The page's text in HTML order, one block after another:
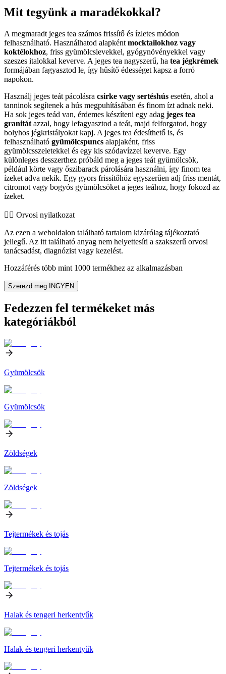
Mit tegyünk a maradékokkal?
A megmaradt jeges tea számos frissítő és ízletes módon
felhasználható. Használhatod alapként mocktailokhoz vagy
koktélokhoz, friss gyümölcslevekkel, gyógynövényekkel vagy
szeszes italokkal keverve. A jeges tea nagyszerű, ha tea jégkrémek
formájában fagyasztod le, így hűsítő édességet kapsz a forró
napokon.
Használj jeges teát pácolásra csirke vagy sertéshús esetén, ahol a
tanninok segítenek a hús megpuhításában és finom ízt adnak neki.
Ha sok jeges teád van, érdemes készíteni egy adag jeges tea
granitát azzal, hogy lefagyasztod a teát, majd felforgatod, hogy
bolyhos jégkristályokat kapj. A jeges tea édesíthető is, és
felhasználható gyümölcspuncs alapjaként, friss
gyümölcsszeletekkel és egy kis szódavízzel keverve. Egy
különleges desszerthez próbáld meg a jeges teát gyümölcsök,
például körte vagy őszibarack párolására használni, így finom tea
ízeket adva nekik. Egy gyors frissítőhöz egyszerűen adj friss mentát,
citromot vagy bogyós gyümölcsöket a jeges teához, hogy fokozd az
ízeket.
👨‍⚕️️ Orvosi nyilatkozat
Az ezen a weboldalon található tartalom kizárólag tájékoztató
jellegű. Az itt található anyag nem helyettesíti a szakszerű orvosi
tanácsadást, diagnózist vagy kezelést.
Hozzáférés több mint 1000 termékhez az alkalmazásban
Szerezd meg INGYEN
Fedezzen fel termékeket más
kategóriákból
Gyümölcsök
Gyümölcsök
Zöldségek
Zöldségek
Tejtermékek és tojás
Tejtermékek és tojás
Halak és tengeri herkentyűk
Halak és tengeri herkentyűk